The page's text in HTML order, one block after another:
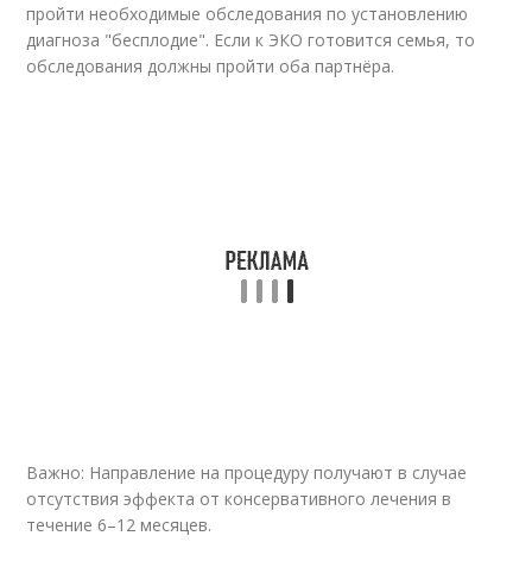
пройти необходимые обследования по установлению
диагноза "бесплодие". Если к ЭКО готовится семья, то
обследования должны пройти оба партнёра.
Важно: Направление на процедуру получают в случае
отсутствия эффекта от консервативного лечения в
течение 6–12 месяцев.